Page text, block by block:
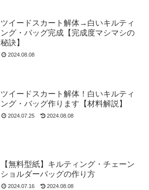
ツイードスカート解体→白いキルティ
ング・バッグ完成【完成度マシマシの
秘訣】
2024.08.08
ツイードスカート解体！白いキルティ
ング・バッグ作ります【材料解説】
2024.07.25 2024.08.08
【無料型紙】キルティング・チェーン
ショルダーバッグの作り方
2024.07.16 2024.08.08